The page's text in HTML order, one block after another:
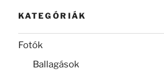
KATEGÓRIÁK
Fotók
Ballagások